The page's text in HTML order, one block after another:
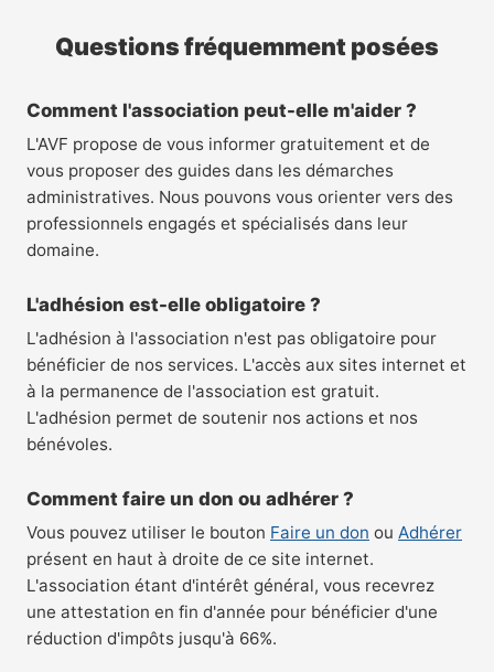
Questions fréquemment posées
Comment l'association peut-elle m'aider ?
L'AVF propose de vous informer gratuitement et de
vous proposer des guides dans les démarches
administratives. Nous pouvons vous orienter vers des
professionnels engagés et spécialisés dans leur
domaine.
L'adhésion est-elle obligatoire ?
L'adhésion à l'association n'est pas obligatoire pour
bénéficier de nos services. L'accès aux sites internet et
à la permanence de l'association est gratuit.
L'adhésion permet de soutenir nos actions et nos
bénévoles.
Comment faire un don ou adhérer ?
Vous pouvez utiliser le bouton Faire un don ou Adhérer
présent en haut à droite de ce site internet.
L'association étant d'intérêt général, vous recevrez
une attestation en fin d'année pour bénéficier d'une
réduction d'impôts jusqu'à 66%.